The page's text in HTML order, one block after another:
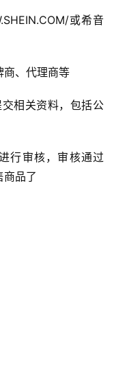
或希音
商、代理商等
相关资料，包括公
行审核，审核通过
商品了